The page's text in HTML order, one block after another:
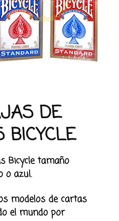
DE
BICYCLE
Bicycle tamaño
o azul.
modelos de cartas
el mundo por